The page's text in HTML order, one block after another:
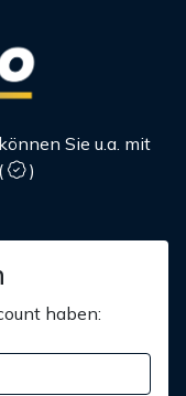
Sie u.a. mit
(
)
haben: